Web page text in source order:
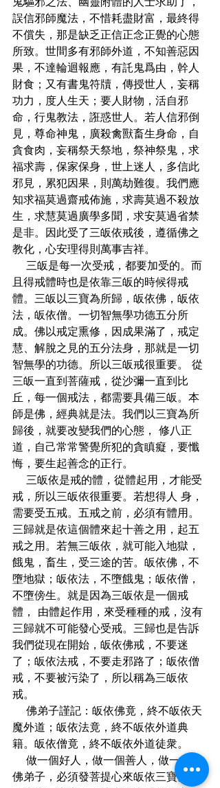
鬼驅邪之法、幽靈附體的人士求助了，
誤信邪師魔法，不惜耗盡財富，最終得
不償失，那是缺乏正信正念正覺的心態
所致。世間多有邪師外道，不知善惡因
果，不達輪迴報應，有託鬼爲由，幹人
財食；又有書鬼符牘，傳授世人，妄稱
功力，度人生天；要人財物，活自邪
命，行鬼教法，誑惑世人。若人信邪倒
見，尊命神鬼，廣殺禽獸畜生身命，自
貪食肉，妄稱祭天祭地，祭神祭鬼，求
福求壽，保家保身，世上迷人，多信此
邪見，累犯因果，則萬劫難復。我們應
知求福莫過齋戒佈施，求壽莫過不殺放
生，求慧莫過廣學多聞，求安莫過省禁
是非。因此受了三皈依戒後，遵循佛之
教化，心安理得則萬事吉祥。
三皈是每一次受戒，都要加受的。而
且得戒體時也是依靠三皈的時候得戒
體。三皈以三寶為所歸，皈依佛，皈依
法，皈依僧。一切智無學功德五分所
成。佛以戒定熏修，因成果滿了，戒定
慧、解脫之見的五分法身，那就是一切
智無學的功德。所以三皈戒很重要。 從
三皈一直到菩薩戒，從沙彌一直到比
丘，每一個戒法，都需要具備三皈。本
師是佛，經典就是法。我們以三寶為所
歸後，就要改變我們的心態， 修八正
道，自己常常警覺所犯的貪瞋癡，要懺
悔，要生起善念的正行。
三皈依是戒的體，從體起用，才能受
戒，所以三皈依很重要。若想得人 身，
需要受五戒。五戒之前，必須有體用。
三歸就是依這個體來起十善之用，起五
戒之用。若無三皈依，就可能入地獄，
餓鬼，畜生，受三途的苦。皈依佛，不
墮地獄；皈依法，不墮餓鬼；皈依僧，
不墮傍生。就是因為三皈依是一個戒
體， 由體起作用，來受種種的戒，沒有
三歸就不可能發心受戒。三歸也是告訴
我們從現在開始，皈依佛戒，不要迷
了；皈依法戒，不要走邪路了；皈依僧
戒，不要被污染了，所以稱為三皈依
戒。
佛弟子謹記：皈依佛竟，終不皈依天
魔外道；皈依法竟，終不皈依外道典
籍。皈依僧竟，終不皈依外道徒衆。
做一個好人，做一個善人，做一個真
佛弟子，必須發菩提心來皈依三寶。正